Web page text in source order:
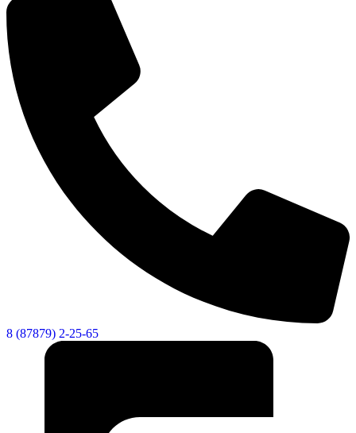
8 (87879) 2-25-65